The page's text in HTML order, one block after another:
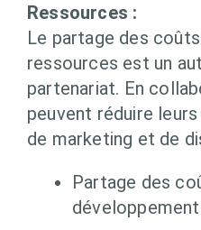
Ressources :
Le partage des
ressources est un
partenariat. En
peuvent réduire
de marketing et de
Partage des